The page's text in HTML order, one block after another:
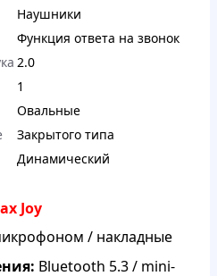
Наушники
Функция ответа на звонок
2.0
1
Овальные
Закрытого типа
Динамический
Joy
/ накладные
Bluetooth 5.3 / mini-